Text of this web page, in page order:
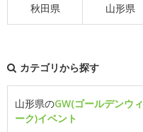
秋田県 山形県
カテゴリから探す
山形県のGW(ゴールデンウィ
ーク)イベント